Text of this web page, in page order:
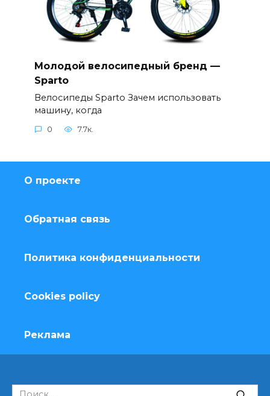
Молодой велосипедный бренд —
Sparto
Велосипеды Sparto Зачем использовать
машину, когда
0 7.7к.
О проекте
Обратная связь
Политика конфиденциальности
Cookies policy
Реклама
Search